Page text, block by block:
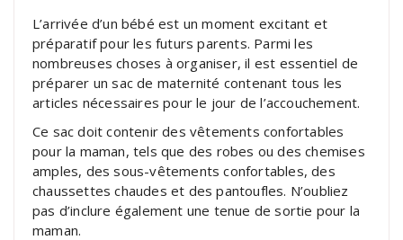
L’arrivée d’un bébé est un moment excitant et
préparatif pour les futurs parents. Parmi les
nombreuses choses à organiser, il est essentiel de
préparer un sac de maternité contenant tous les
articles nécessaires pour le jour de l’accouchement.
Ce sac doit contenir des vêtements confortables
pour la maman, tels que des robes ou des chemises
amples, des sous-vêtements confortables, des
chaussettes chaudes et des pantoufles. N’oubliez
pas d’inclure également une tenue de sortie pour la
maman.